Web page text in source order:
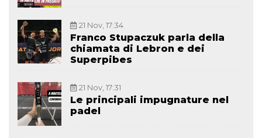
21 Nov, 17:34
Franco Stupaczuk parla della
chiamata di Lebron e dei
Superpibes
21 Nov, 17:31
Le principali impugnature nel
padel